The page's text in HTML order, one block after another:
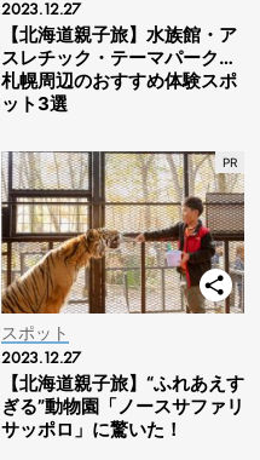
2023.12.27
【北海道親子旅】水族館・ア
スレチック・テーマパーク…
札幌周辺のおすすめ体験スポ
ット3選
スポット
2023.12.27
【北海道親子旅】“ふれあえす
ぎる”動物園「ノースサファリ
サッポロ」に驚いた！